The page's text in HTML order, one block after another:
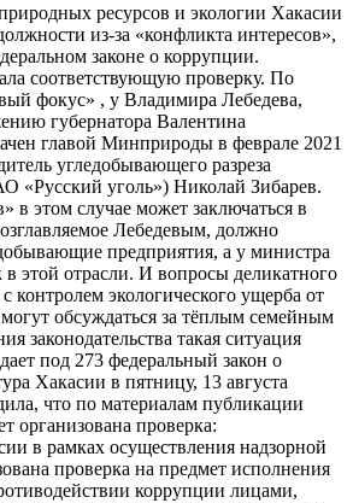
ресурсов и экологии Хакасии
из-за «конфликта интересов»,
законе о коррупции.
соответствующую проверку. По
фокус» , у Владимира Лебедева,
губернатора Валентина
главой Минприроды в феврале 2021
угледобывающего разреза
«Русский уголь») Николай Зибарев.
в этом случае может заключаться в
Лебедевым, должно
предприятия, а у министра
этой отрасли. И вопросы деликатного
контролем экологического ущерба от
могут обсуждаться за тёплым семейным
законодательства такая ситуация
под 273 федеральный закон о
Хакасии в пятницу, 13 августа
что по материалам публикации
организована проверка:
в рамках осуществления надзорной
проверка на предмет исполнения
коррупции лицами,